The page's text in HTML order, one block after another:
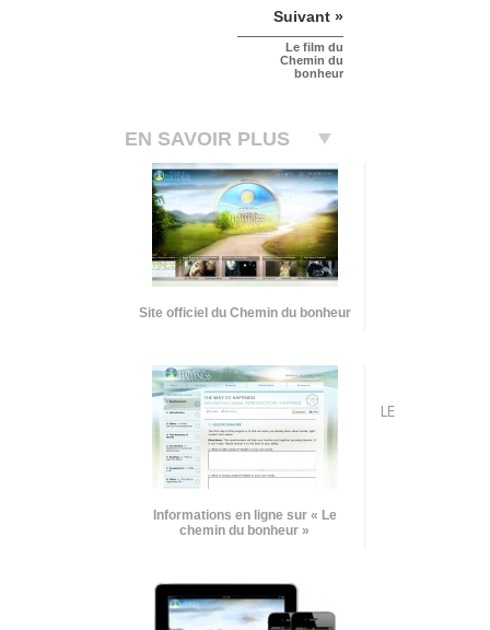
Suivant »
Le film du
Chemin du
bonheur
EN SAVOIR PLUS
Site officiel du Chemin du bonheur
Informations en ligne sur « Le
chemin du bonheur »
LE